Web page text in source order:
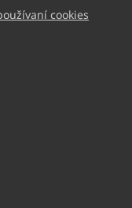
cookies